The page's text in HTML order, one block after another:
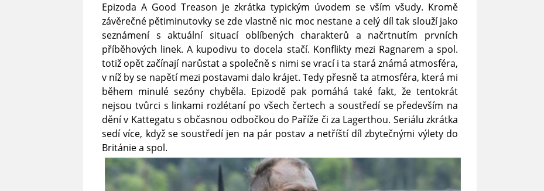
Epizoda A Good Treason je zkrátka typickým úvodem se vším všudy. Kromě
závěrečné pětiminutovky se zde vlastně nic moc nestane a celý díl tak slouží jako
seznámení s aktuální situací oblíbených charakterů a načrtnutím prvních
příběhových linek. A kupodivu to docela stačí. Konflikty mezi Ragnarem a spol.
totiž opět začínají narůstat a společně s nimi se vrací i ta stará známá atmosféra,
v níž by se napětí mezi postavami dalo krájet. Tedy přesně ta atmosféra, která mi
během minulé sezóny chyběla. Epizodě pak pomáhá také fakt, že tentokrát
nejsou tvůrci s linkami rozlétaní po všech čertech a soustředí se především na
dění v Kattegatu s občasnou odbočkou do Paříže či za Lagerthou. Seriálu zkrátka
sedí více, když se soustředí jen na pár postav a netříští díl zbytečnými výlety do
Británie a spol.